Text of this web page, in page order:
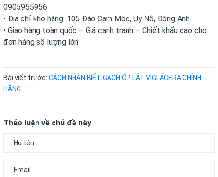
0905955956
• Địa chỉ kho hàng: 105 Đào Cam Mộc, Uy Nỗ, Đông Anh.
• Giao hàng toàn quốc – Giá cạnh tranh – Chiết khấu cao cho
đơn hàng số lượng lớn
Bài viết trước: CÁCH NHẬN BIẾT GẠCH ỐP LÁT VIGLACERA CHÍNH
HÃNG
Thảo luận về chủ đề này